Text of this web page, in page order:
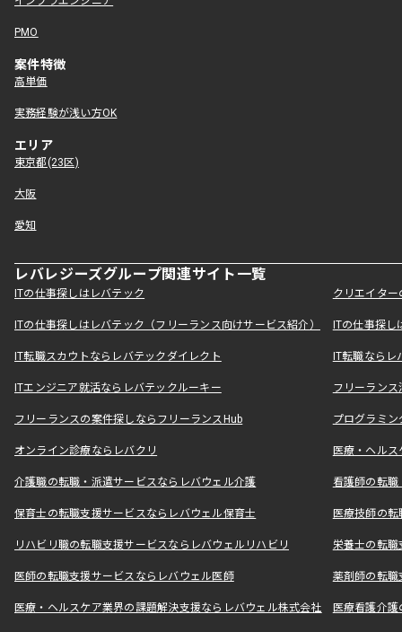
PMO
案件特徴
高単価
実務経験が浅い方OK
エリア
東京都(23区)
大阪
愛知
レバレジーズグループ関連サイト一覧
ITの仕事探しはレバテック クリエイタ
ITの仕事探しはレバテック（フリーランス向けサービス紹介） ITの仕事探
IT転職スカウトならレバテックダイレクト IT転職なら
ITエンジニア就活ならレバテックルーキー フリーラン
フリーランスの案件探しならフリーランスHub プログラミ
オンライン診療ならレバクリ 医療・ヘル
介護職の転職・派遣サービスならレバウェル介護 看護師の転
保育士の転職支援サービスならレバウェル保育士 医療技師の
リハビリ職の転職支援サービスならレバウェルリハビリ 栄養士の転
医師の転職支援サービスならレバウェル医師 薬剤師の転
医療・ヘルスケア業界の課題解決支援ならレバウェル株式会社 医療看護介